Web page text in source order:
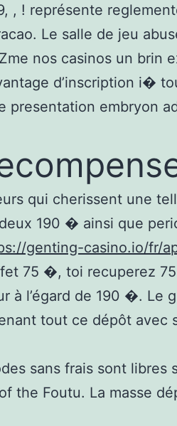
, ! représente
Le salle de jeu
nos casinos un brin
d’inscription i�
presentation embryon
qui cherissent une
deux 190 � ainsi que
genting-casino.io/fr/
75 �, toi recuperez
à l’égard de 190 �. Le
tout ce dépôt avec
sans frais sont libres
the Foutu. La masse